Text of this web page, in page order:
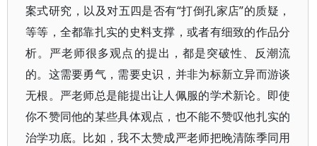
案式研究，以及对五四是否有“打倒孔家店”的质疑，
等等，全都靠扎实的史料支撑，或者有细致的作品分
析。严老师很多观点的提出，都是突破性、反潮流
的。这需要勇气，需要史识，并非为标新立异而游谈
无根。严老师总是能提出让人佩服的学术新论。即使
你不赞同他的某些具体观点，也不能不赞叹他扎实的
治学功底。比如，我不太赞成严老师把晚清陈季同用